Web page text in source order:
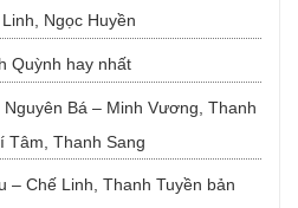
Ngọc Huyền
Quỳnh hay nhất
Bá – Minh Vương, Thanh
Tâm, Thanh Sang
– Chế Linh, Thanh Tuyền bản